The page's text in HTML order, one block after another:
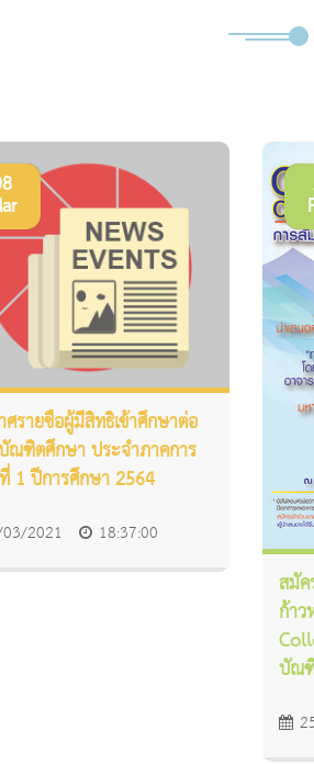
รายชื่อผู้มีสิทธิเข้าศึกษาต่อ
ณฑิตศึกษา ประจำภาคการ
1 ปีการศึกษา 2564
2021 18:37:00
สมัค
ก้า
บัณ